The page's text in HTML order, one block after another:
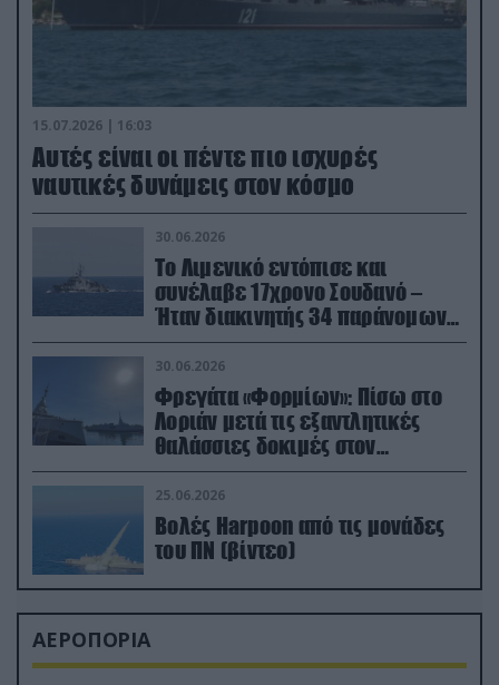
15.07.2026 | 16:03
Aυτές είναι οι πέντε πιο ισχυρές
ναυτικές δυνάμεις στον κόσμο
30.06.2026
Το Λιμενικό εντόπισε και
συνέλαβε 17χρονο Σουδανό –
Ήταν διακινητής 34 παράνομων
μεταναστών
30.06.2026
Φρεγάτα «Φορμίων»: Πίσω στο
Λοριάν μετά τις εξαντλητικές
θαλάσσιες δοκιμές στον
απαιτητικό Βισκαϊκό
25.06.2026
Βολές Harpoon από τις μονάδες
του ΠΝ (βίντεο)
ΑΕΡΟΠΟΡΙΑ